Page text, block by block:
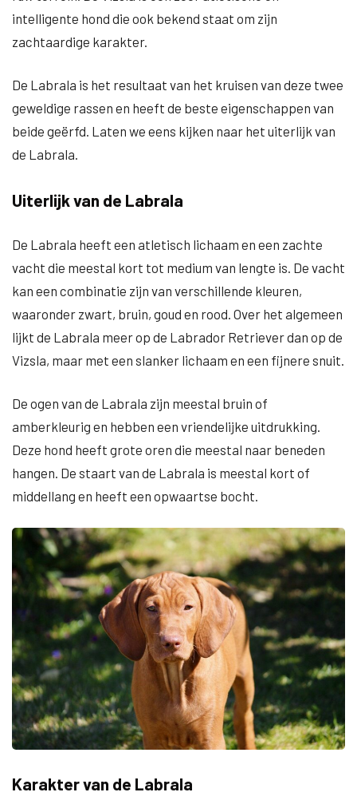
intelligente hond die ook bekend staat om zijn
zachtaardige karakter.
De Labrala is het resultaat van het kruisen van deze twee
geweldige rassen en heeft de beste eigenschappen van
beide geërfd. Laten we eens kijken naar het uiterlijk van
de Labrala.
Uiterlijk van de Labrala
De Labrala heeft een atletisch lichaam en een zachte
vacht die meestal kort tot medium van lengte is. De vacht
kan een combinatie zijn van verschillende kleuren,
waaronder zwart, bruin, goud en rood. Over het algemeen
lijkt de Labrala meer op de Labrador Retriever dan op de
Vizsla, maar met een slanker lichaam en een fijnere snuit.
De ogen van de Labrala zijn meestal bruin of
amberkleurig en hebben een vriendelijke uitdrukking.
Deze hond heeft grote oren die meestal naar beneden
hangen. De staart van de Labrala is meestal kort of
middellang en heeft een opwaartse bocht.
Karakter van de Labrala